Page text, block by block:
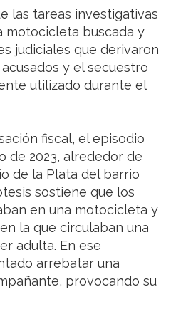
las tareas investigativas
motocicleta buscada y
judiciales que derivaron
y el secuestro
utilizado durante el
fiscal, el episodio
de 2023, alrededor de
de la Plata del barrio
sostiene que los
en una motocicleta y
la que circulaban una
adulta. En ese
arrebatar una
provocando su